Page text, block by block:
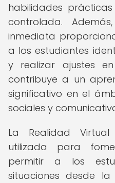
habilidades
controlada.
inmediata
a los estudiantes
y realizar ajustes
contribuye a un
significativo en el
sociales y
La Realidad
utilizada para
permitir a los
situaciones desde